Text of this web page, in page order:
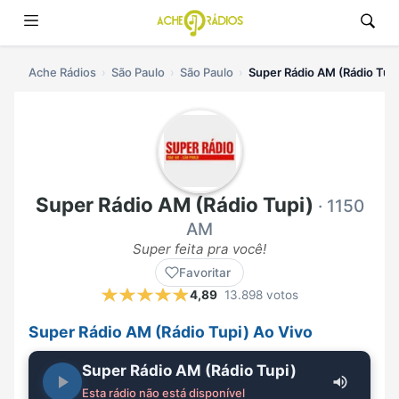
Ache Rádios São Paulo São Paulo Super Rádio AM (Rádio
Super Rádio AM (Rádio Tupi) · 1150
AM
Super feita pra você!
Favoritar
4,89 13.898 votos
Super Rádio AM (Rádio Tupi) Ao Vivo
Super Rádio AM (Rádio Tupi)
Esta rádio não está disponível